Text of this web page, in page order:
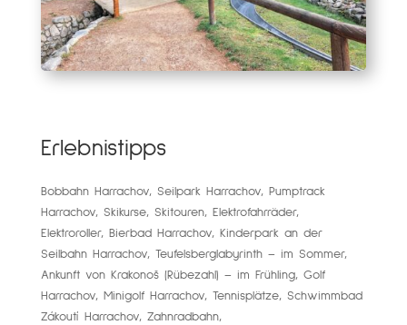
Erlebnistipps
Bobbahn Harrachov, Seilpark Harrachov, Pumptrack
Harrachov, Skikurse, Skitouren, Elektrofahrräder,
Elektroroller, Bierbad Harrachov, Kinderpark an der
Seilbahn Harrachov, Teufelsberglabyrinth – im Sommer,
Ankunft von Krakonoš (Rübezahl) – im Frühling, Golf
Harrachov, Minigolf Harrachov, Tennisplätze, Schwimmbad
Zákoutí Harrachov, Zahnradbahn,